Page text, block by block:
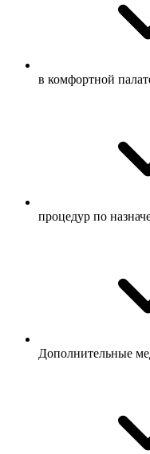
в комфортной
процедур по
Дополнительные